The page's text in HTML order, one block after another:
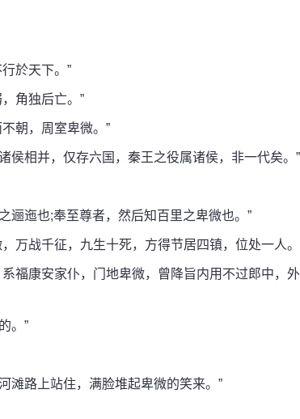
於天下。”
角独后亡。”
朝，周室卑微。”
相并，仅存六国，秦王之役属诸侯，非一代矣。”
迤也;奉至尊者，然后知百里之卑微也。”
战千征，九生十死，方得节居四镇，位处一人。
福康安家仆，门地卑微，曾降旨内用不过郎中，外
。”
路上站住，满脸堆起卑微的笑来。”